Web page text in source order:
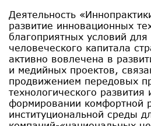
Деятельность
развитие инновационных
благоприятных условий для
человеческого капитала
активно вовлечена в
и медийных проектов,
продвижением передовых
технологического развития
формировании комфортной
институциональной среды